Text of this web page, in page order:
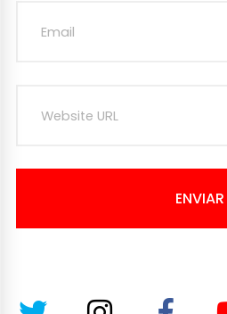
ENVIAR